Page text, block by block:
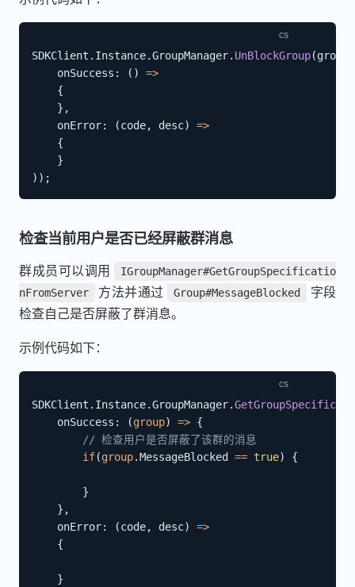
SDKClient . Instance.GroupManager. UnBlockGroup(
onSuccess : ( )
=>
{
} ,
onError: (code, desc)
=>
{
}
) ) ;
检查当前用户是否已经屏蔽群消息
群成员可以调用
IGroupManager#GetGroupSpecificatio
nFromServer
方法并通过 Group#MessageBlocked
字段
检查自己是否屏蔽了群消息。
示例代码如下：
SDKClient . Instance.GroupManager.
onSuccess : (group) => {
// 检查用户是否屏蔽了该群的消息
if(group.MessageBlocked == true) {
}
} ,
onError: (code, desc)
=>
{
}